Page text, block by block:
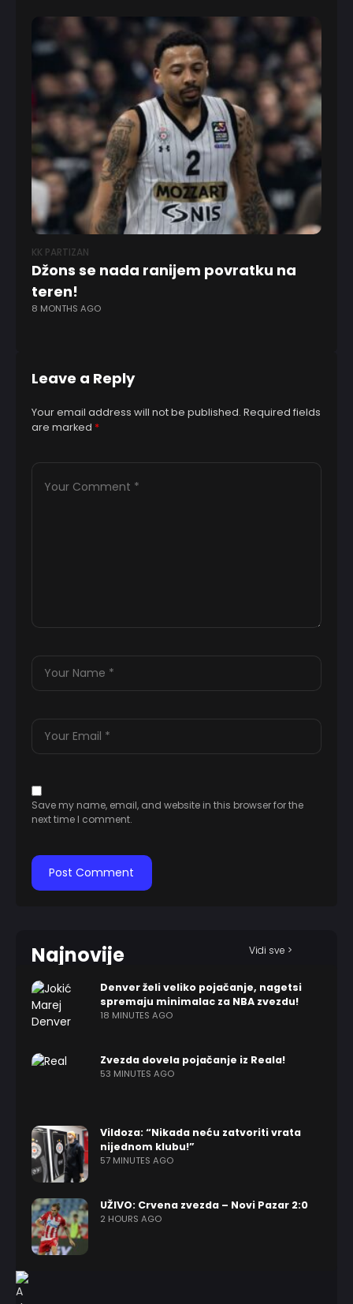
KK PARTIZAN
Džons se nada ranijem povratku na
teren!
8 MONTHS AGO
Leave a Reply
Your email address will not be published. Required fields
are marked *
Save my name, email, and website in this browser for the
next time I comment.
Najnovije Vidi sve >
Denver želi veliko pojačanje, nagetsi
spremaju minimalac za NBA zvezdu!
18 MINUTES AGO
Zvezda dovela pojačanje iz Reala!
53 MINUTES AGO
Vildoza: “Nikada neću zatvoriti vrata
nijednom klubu!”
57 MINUTES AGO
UŽIVO: Crvena zvezda – Novi Pazar 2:0
2 HOURS AGO